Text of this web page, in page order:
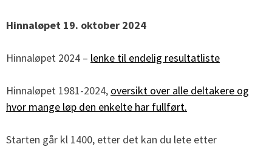
Hinnaløpet 19. oktober 2024
Hinnaløpet 2024 – lenke til endelig resultatliste
Hinnaløpet 1981-2024, oversikt over alle deltakere og
hvor mange løp den enkelte har fullført.
Starten går kl 1400, etter det kan du lete etter